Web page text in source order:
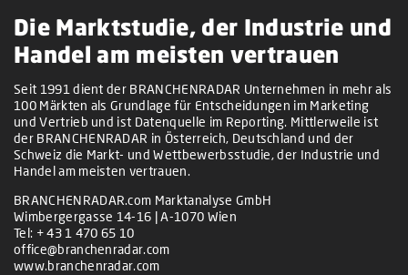
Die Marktstudie, der Industrie und
Handel am meisten vertrauen
Seit 1991 dient der BRANCHENRADAR Unternehmen in mehr als
100 Märkten als Grundlage für Entscheidungen im Marketing
und Vertrieb und ist Datenquelle im Reporting. Mittlerweile ist
der BRANCHENRADAR in Österreich, Deutschland und der
Schweiz die Markt- und Wettbewerbsstudie, der Industrie und
Handel am meisten vertrauen.
BRANCHENRADAR.com Marktanalyse GmbH
Wimbergergasse 14-16 | A-1070 Wien
Tel: + 43 1 470 65 10
office@branchenradar.com
www.branchenradar.com